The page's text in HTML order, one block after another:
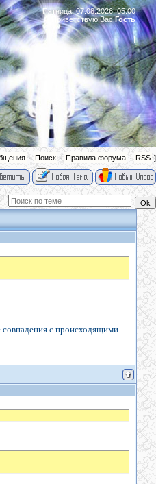
Пятница, 07.08.2026, 05:00
Приветствую ВасГость
|
· Поиск · Правила форума · RSS ]
совпадения с происходящими